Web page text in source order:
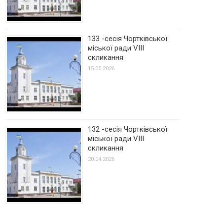
133 -сесія Чортківської
міської ради VIII
скликання
15.05.2026
132 -сесія Чортківської
міської ради VIII
скликання
20.04.2026